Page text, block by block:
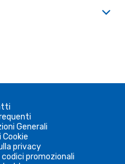
Generali
privacy
promozionali